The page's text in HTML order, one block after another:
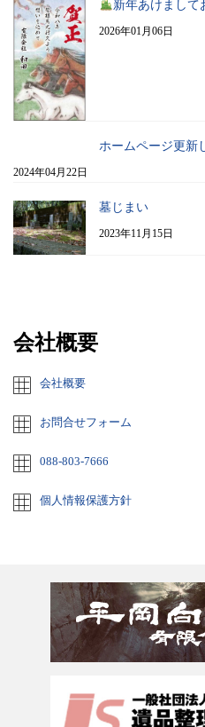
新年あけまして
2026年01月06日
ホームページ更新
2024年04月22日
墓じまい
2023年11月15日
会社概要
会社概要
お問合せフォーム
088-803-7666
個人情報保護方針